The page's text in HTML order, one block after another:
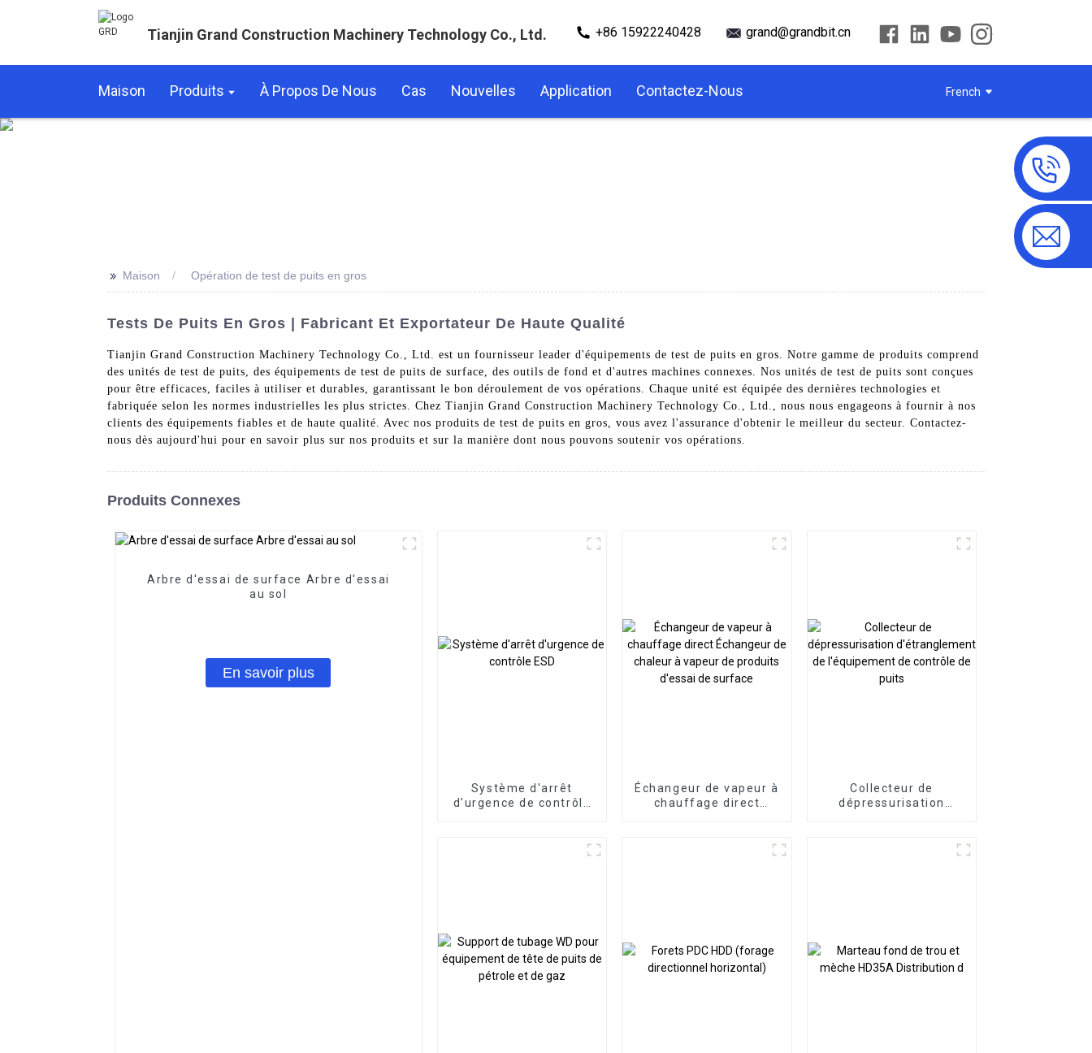
Tianjin Grand Construction Machinery Technology Co., Ltd. +86 15922240428 grand@grandbit.cn
Maison Produits À Propos De Nous Cas Nouvelles Application Contactez-Nous French
>> Maison Opération de test de puits en gros
Tests De Puits En Gros | Fabricant Et Exportateur De Haute Qualité
Tianjin Grand Construction Machinery Technology Co., Ltd. est un fournisseur leader d'équipements de test de puits en gros. Notre gamme de produits comprend
des unités de test de puits, des équipements de test de puits de surface, des outils de fond et d'autres machines connexes. Nos unités de test de puits sont conçues
pour être efficaces, faciles à utiliser et durables, garantissant le bon déroulement de vos opérations. Chaque unité est équipée des dernières technologies et
fabriquée selon les normes industrielles les plus strictes. Chez Tianjin Grand Construction Machinery Technology Co., Ltd., nous nous engageons à fournir à nos
clients des équipements fiables et de haute qualité. Avec nos produits de test de puits en gros, vous avez l'assurance d'obtenir le meilleur du secteur. Contactez-
nous dès aujourd'hui pour en savoir plus sur nos produits et sur la manière dont nous pouvons soutenir vos opérations.
Produits Connexes
Arbre d'essai de surface Arbre d'essai
au sol
En savoir plus
Système d'arrêt
d'urgence de contrôle
Échangeur de vapeur à
chauffage direct
Collecteur de
dépressurisation